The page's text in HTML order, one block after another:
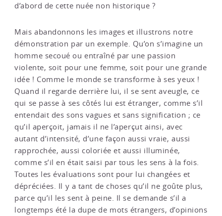
d’abord de cette nuée non historique ?
Mais abandonnons les images et illustrons notre
démonstration par un exemple. Qu’on s’imagine un
homme secoué ou entraîné par une passion
violente, soit pour une femme, soit pour une grande
idée ! Comme le monde se transforme à ses yeux !
Quand il regarde derrière lui, il se sent aveugle, ce
qui se passe à ses côtés lui est étranger, comme s’il
entendait des sons vagues et sans signification ; ce
qu’il aperçoit, jamais il ne l’aperçut ainsi, avec
autant d’intensité, d’une façon aussi vraie, aussi
rapprochée, aussi coloriée et aussi illuminée,
comme s’il en était saisi par tous les sens à la fois.
Toutes les évaluations sont pour lui changées et
dépréciées. Il y a tant de choses qu’il ne goûte plus,
parce qu’il les sent à peine. Il se demande s’il a
longtemps été la dupe de mots étrangers, d’opinions